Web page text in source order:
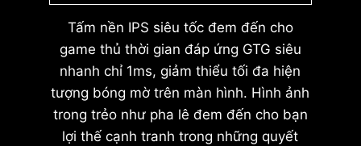
Tấm nền IPS siêu tốc đem đến cho
game thủ thời gian đáp ứng GTG siêu
nhanh chỉ 1ms, giảm thiểu tối đa hiện
tượng bóng mờ trên màn hình. Hình ảnh
trong trẻo như pha lê đem đến cho bạn
lợi thế cạnh tranh trong những quyết